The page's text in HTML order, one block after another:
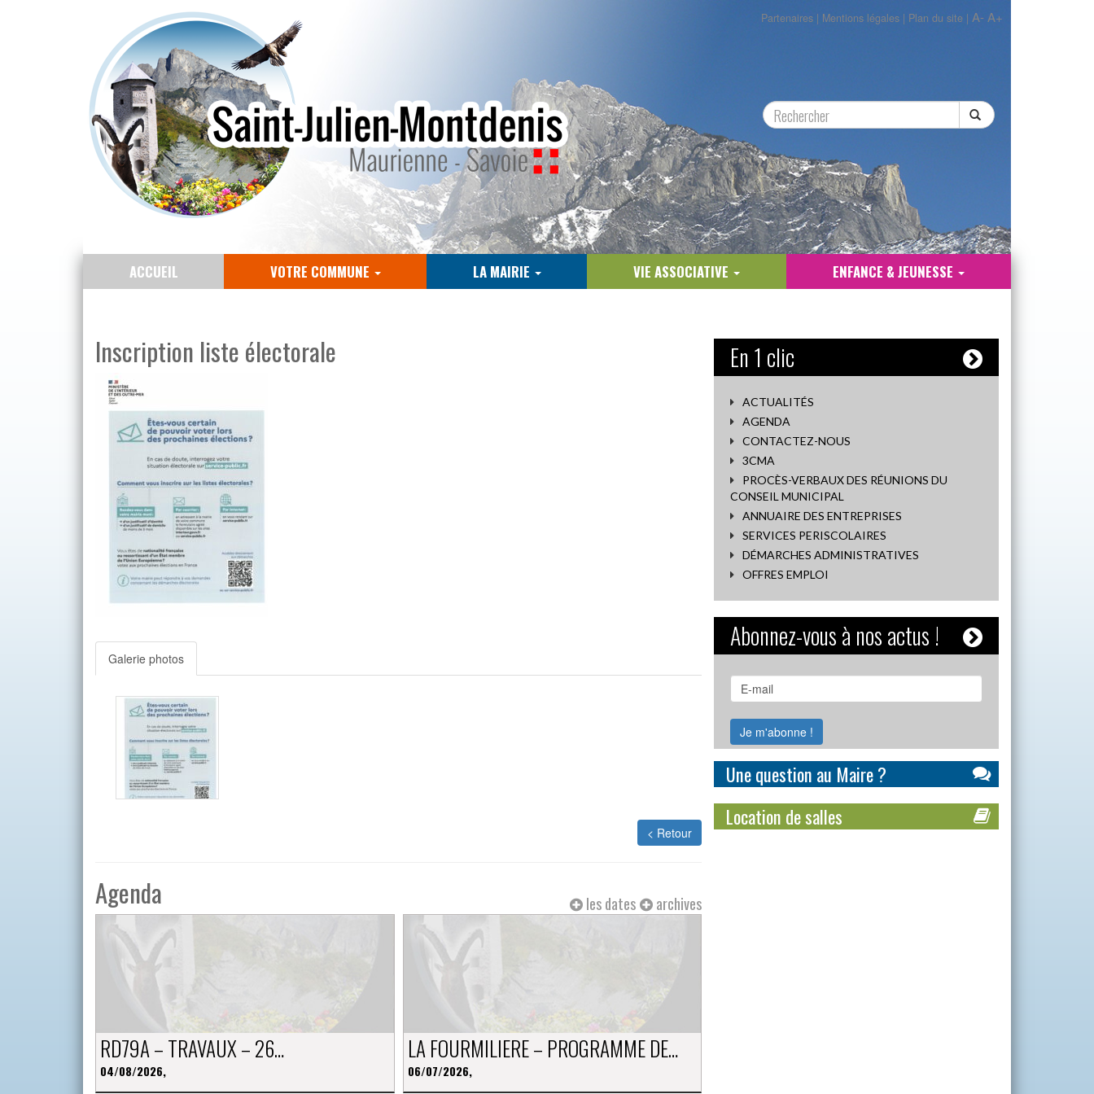
Partenaires | Mentions légales | Plan du site | A- A+
ACCUEIL VOTRE COMMUNE LA MAIRIE VIE ASSOCIATIVE ENFANCE & JEUNESSE
Inscription liste électorale
Galerie photos
< Retour
Agenda archives
les dates
RD79A – TRAVAUX – 26…
04/08/2026,
LA FOURMILIERE – PROGRAMME DE…
06/07/2026,
En 1 clic
ACTUALITÉS
AGENDA
CONTACTEZ-NOUS
3CMA
PROCÈS-VERBAUX DES RÉUNIONS DU
CONSEIL MUNICIPAL
ANNUAIRE DES ENTREPRISES
SERVICES PERISCOLAIRES
DÉMARCHES ADMINISTRATIVES
OFFRES EMPLOI
Abonnez-vous à nos actus !
Une question au Maire ?
Location de salles